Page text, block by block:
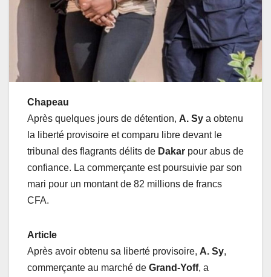
Chapeau
Après quelques jours de détention, A. Sy a obtenu
la liberté provisoire et comparu libre devant le
tribunal des flagrants délits de Dakar pour abus de
confiance. La commerçante est poursuivie par son
mari pour un montant de 82 millions de francs
CFA.
Article
Après avoir obtenu sa liberté provisoire, A. Sy,
commerçante au marché de Grand-Yoff, a